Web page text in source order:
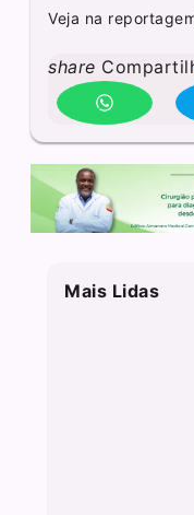
Veja na
share
Mais Lidas